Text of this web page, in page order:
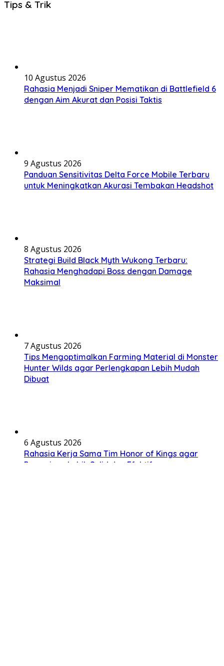
Tips & Trik
10 Agustus 2026
Rahasia Menjadi Sniper Mematikan di Battlefield 6
dengan Aim Akurat dan Posisi Taktis
9 Agustus 2026
Panduan Sensitivitas Delta Force Mobile Terbaru
untuk Meningkatkan Akurasi Tembakan Headshot
8 Agustus 2026
Strategi Build Black Myth Wukong Terbaru:
Rahasia Menghadapi Boss dengan Damage
Maksimal
7 Agustus 2026
Tips Mengoptimalkan Farming Material di Monster
Hunter Wilds agar Perlengkapan Lebih Mudah
Dibuat
6 Agustus 2026
Rahasia Kerja Sama Tim Honor of Kings agar
Permainan Lebih Solid dan Efektif